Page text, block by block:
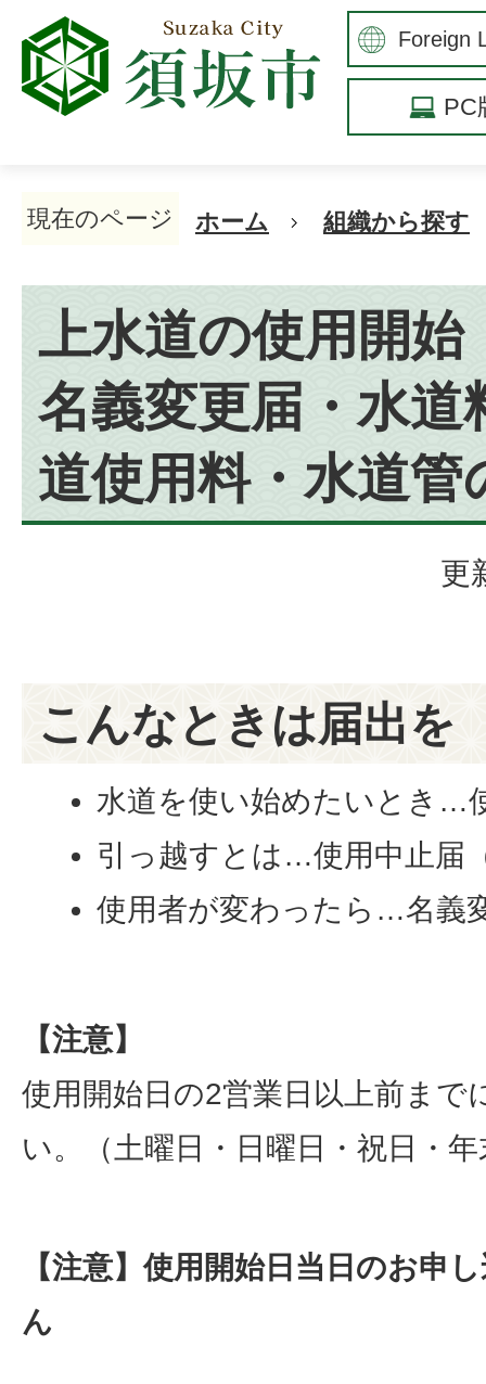
PC
現在のページ ホーム 組織から探す
上水道の使用開始
名義変更届・水道
道使用料・水道管
更
こんなときは届出を
水道を使い始めたいとき…
引っ越すとは…使用中止届
使用者が変わったら…名義
【注意】
使用開始日の2営業日以上前まで
い。（土曜日・日曜日・祝日・
【注意】使用開始日当日のお申
ん